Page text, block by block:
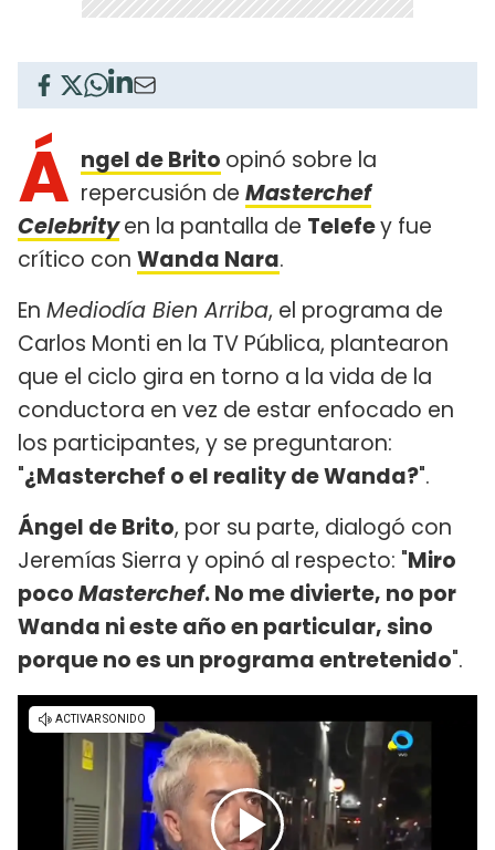
Á ngel de Brito opinó sobre la
repercusión de Masterchef
Celebrityen la pantalla de Telefey fue
crítico con Wanda Nara.
En Mediodía Bien Arriba, el programa de
Carlos Monti en la TV Pública, plantearon
que el ciclo gira en torno a la vida de la
conductora en vez de estar enfocado en
los participantes, y se preguntaron:
"¿Masterchef o el reality de Wanda?".
Ángel de Brito, por su parte, dialogó con
Jeremías Sierra y opinó al respecto: "Miro
pocoMasterchef. No me divierte, no por
Wanda ni este año en particular, sino
porque no es un programa entretenido".